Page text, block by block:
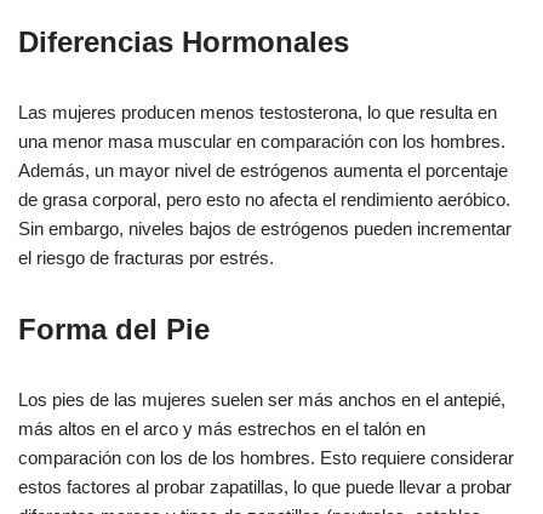
Diferencias Hormonales
Las mujeres producen menos testosterona, lo que resulta en
una menor masa muscular en comparación con los hombres.
Además, un mayor nivel de estrógenos aumenta el porcentaje
de grasa corporal, pero esto no afecta el rendimiento aeróbico.
Sin embargo, niveles bajos de estrógenos pueden incrementar
el riesgo de fracturas por estrés.
Forma del Pie
Los pies de las mujeres suelen ser más anchos en el antepié,
más altos en el arco y más estrechos en el talón en
comparación con los de los hombres. Esto requiere considerar
estos factores al probar zapatillas, lo que puede llevar a probar